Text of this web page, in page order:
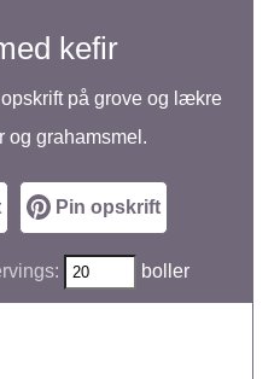
kefir
på grove og lækre
og grahamsmel.
Pin opskrift
boller